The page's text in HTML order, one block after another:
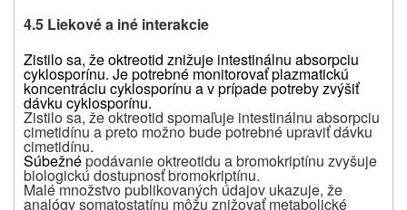
4.5 Liekové a iné interakcie
Zistilo sa, že oktreotid znižuje intestinálnu absorpciu
cyklosporínu. Je potrebné monitorovať plazmatickú
koncentráciu cyklosporínu a v prípade potreby zvýšiť
dávku cyklosporínu.
Zistilo sa, že oktreotid spomaľuje intestinálnu absorpciu
cimetidínu a preto možno bude potrebné upraviť dávku
cimetidínu.
Súbežnépodávanie oktreotidu a bromokriptínu zvyšuje
biologickú dostupnosť bromokriptínu.
Malé množstvo publikovaných údajov ukazuje, že
analógy somatostatínu môžu znižovať metabolické